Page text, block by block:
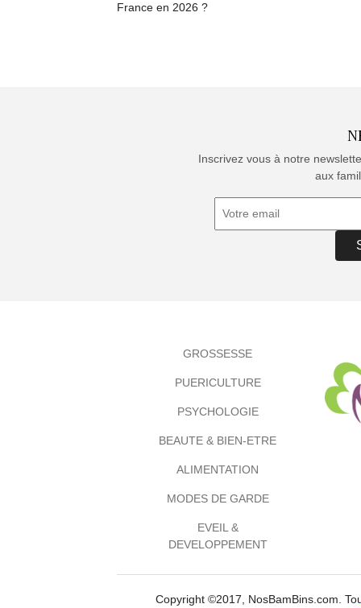
France en 2026 ?
Inscrivez vous à notre
aux
GROSSESSE
PUERICULTURE
PSYCHOLOGIE
BEAUTE & BIEN-ETRE
ALIMENTATION
MODES DE GARDE
EVEIL &
DEVELOPPEMENT
Copyright ©2017, NosBamBins.com.